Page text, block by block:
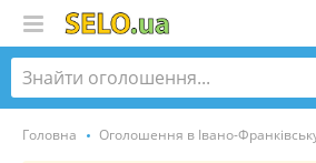
Головна Оголошення в Івано-